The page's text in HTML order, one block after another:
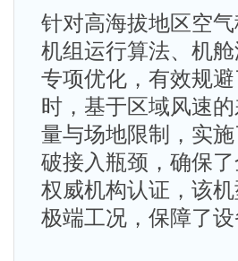
针对高海拔地区空
机组运行算法、机
专项优化，有效规
时，基于区域风速
量与场地限制，实
破接入瓶颈，确保
权威机构认证，该
极端工况，保障了